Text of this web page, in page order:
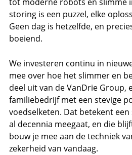
tot moderne robots en slimme
storing is een puzzel, elke
Geen dag is hetzelfde, en
boeiend.
We investeren continu in
mee over hoe het slimmer en
deel uit van de VanDrie Group,
familiebedrijf met een stevige
voedselketen. Dat betekent
al decennia meegaat, en die
bouw je mee aan de techniek
zekerheid van vandaag.